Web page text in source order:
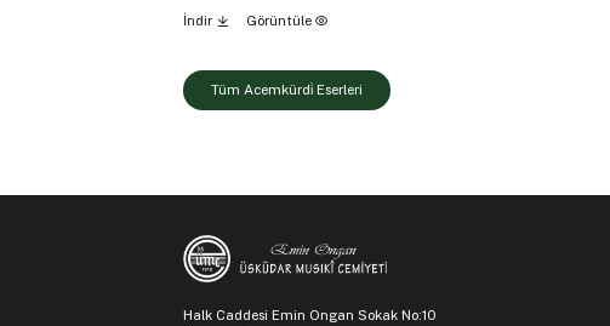
İndir Görüntüle
Tüm Acemkürdi̇ Eserleri
Halk Caddesi Emin Ongan Sokak No:10